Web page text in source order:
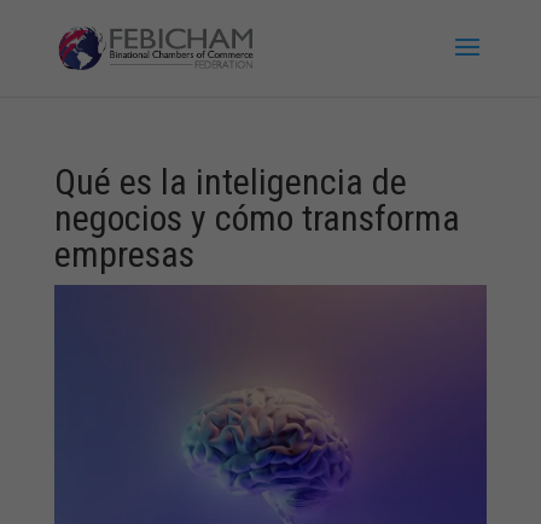
Qué es la inteligencia de
negocios y cómo transforma
empresas